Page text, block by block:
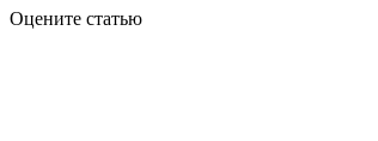
Оцените статью